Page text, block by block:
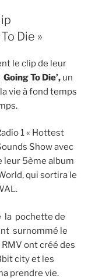
Die »
le clip de leur
To Die’, un
vie à fond temps
1 « Hottest
Show avec
leur 5ème album
qui sortira le
pochette de
surnommé le
ont créé des
city et les
prendre vie.